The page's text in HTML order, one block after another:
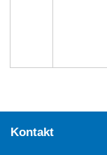
Kontakt